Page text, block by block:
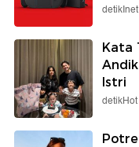
detikInet
Kata
Istri
detikHot